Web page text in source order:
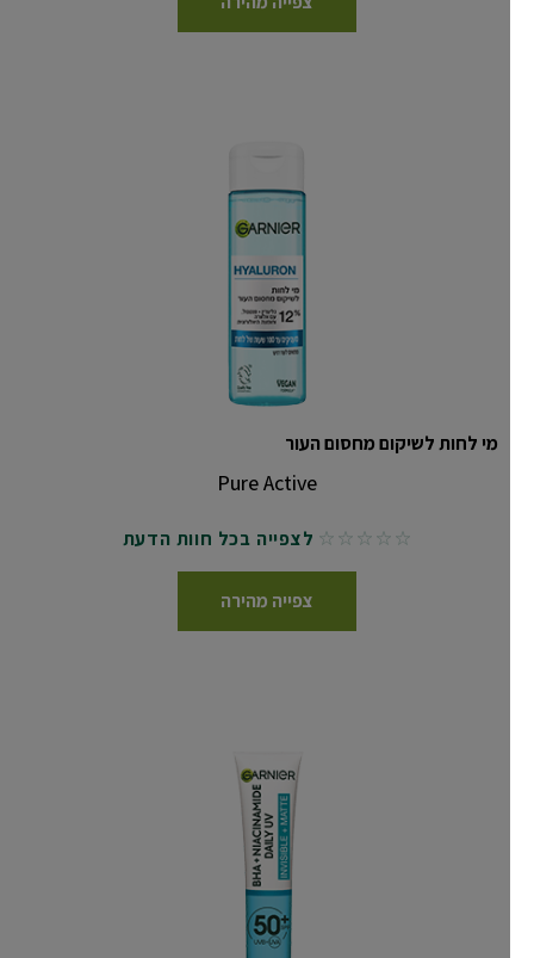
מי לחות לשיקום מחסום העור
Pure Active
No reviews לצפייה בכל חוות הדעת
צפייה מהירה